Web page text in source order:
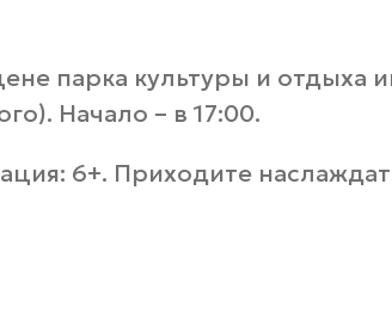
парка культуры и отдыха
Начало – в 17:00.
6+. Приходите